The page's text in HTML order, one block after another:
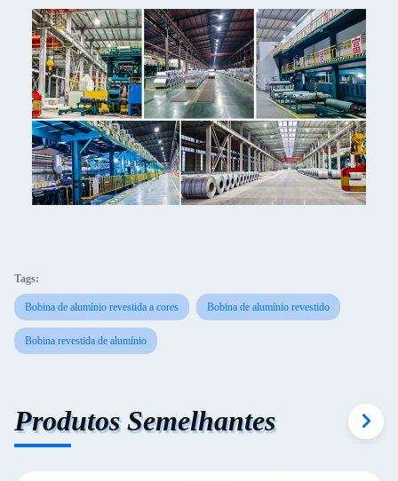
Tags:
Bobina de alumínio revestida a cores Bobina de alumínio revestido
Bobina revestida de alumínio
Produtos Semelhantes